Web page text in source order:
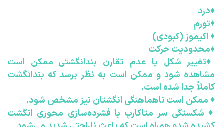
♦درد
♦تورم
♦اکیموز (کبودی)
♦محدودیت حرکت
♦تغییر شکل یا عدم تقارن بندانگشتی ممکن است
مشاهده شود و ممکن است به نظر برسد که بندانگشت
کاملاً جدا شده است.
♦ممکن است ناهماهنگی انگشتان نیز مشخص شود.
♦ شکستگی سر متاکارپ با فشرده‌سازی محوری انگشت